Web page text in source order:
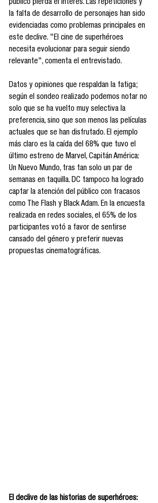
público pierda el interés. Las repeticiones y
la falta de desarrollo de personajes han sido
evidenciadas como problemas principales en
este declive. "El cine de superhéroes
necesita evolucionar para seguir siendo
relevante", comenta el entrevistado.
Datos y opiniones que respaldan la fatiga;
según el sondeo realizado podemos notar no
solo que se ha vuelto muy selectiva la
preferencia, sino que son menos las películas
actuales que se han disfrutado. El ejemplo
más claro es la caída del 68% que tuvo el
último estreno de Marvel, Capitán América:
Un Nuevo Mundo, tras tan solo un par de
semanas en taquilla. DC tampoco ha logrado
captar la atención del público con fracasos
como The Flash y Black Adam. En la encuesta
realizada en redes sociales, el 65% de los
participantes votó a favor de sentirse
cansado del género y preferir nuevas
propuestas cinematográficas.
El declive de las historias de superhéroes: